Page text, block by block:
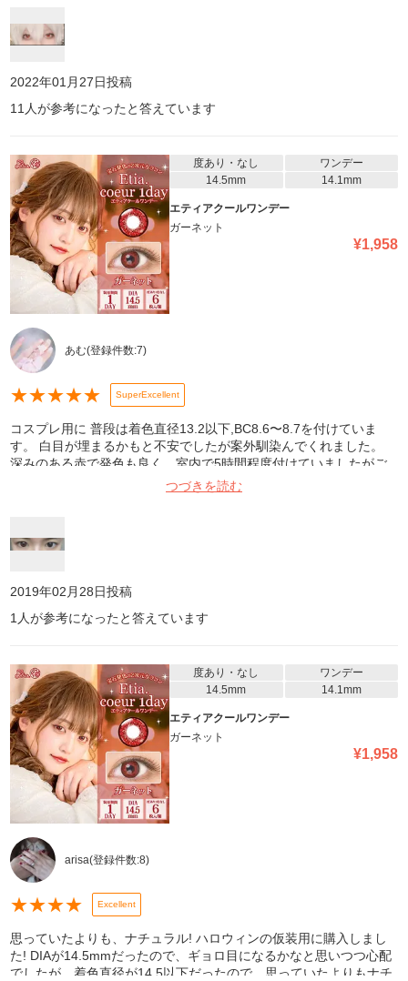
2022年01月27日投稿
11 人が参考になったと答えています
度あり・なし
ワンデー
14.5mm
14.1mm
エティアクールワンデー
ガーネット
¥1,958
あむ(登録件数:7)
★★★★★ SuperExcellent
コスプレ用に 普段は着色直径13.2以下,BC8.6〜8.7を付けていま
す。 白目が埋まるかもと不安でしたが案外馴染んでくれました。
深みのある赤で発色も良く、室内で5時間程度付けていましたがご
ろごろせず乾きもなかったです。つづきを読む
2019年02月28日投稿
1 人が参考になったと答えています
度あり・なし
ワンデー
14.5mm
14.1mm
エティアクールワンデー
ガーネット
¥1,958
arisa(登録件数:8)
★★★★ Excellent
思っていたよりも、ナチュラル! ハロウィンの仮装用に購入しまし
た! DIAが14.5mmだったので、ギョロ目になるかなと思いつつ心配
でしたが、着色直径が14.5以下だったので、思っていたよりもナチ